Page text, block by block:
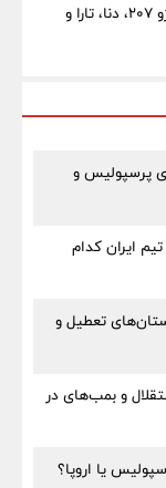
قیمت خودرو امروز دوشنبه ۱۲ مرداد ۱۴۰۵ | پژو ۲۰۷، دنا، تارا و
پرسپولیس و
ایران کدام
جدید استان‌های تعطیل و
هزار یورویی استقلال و بمب‌های در
یا اروپا؟